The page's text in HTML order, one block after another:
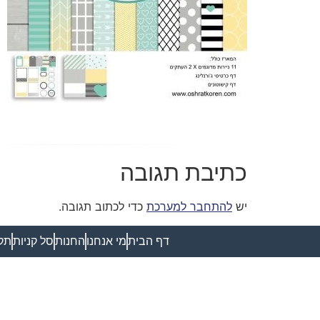
כתיבת תגובה
יש להתחבר למערכת כדי לכתוב תגובה.
דף הביתמי אנחנו החנותסל קניות